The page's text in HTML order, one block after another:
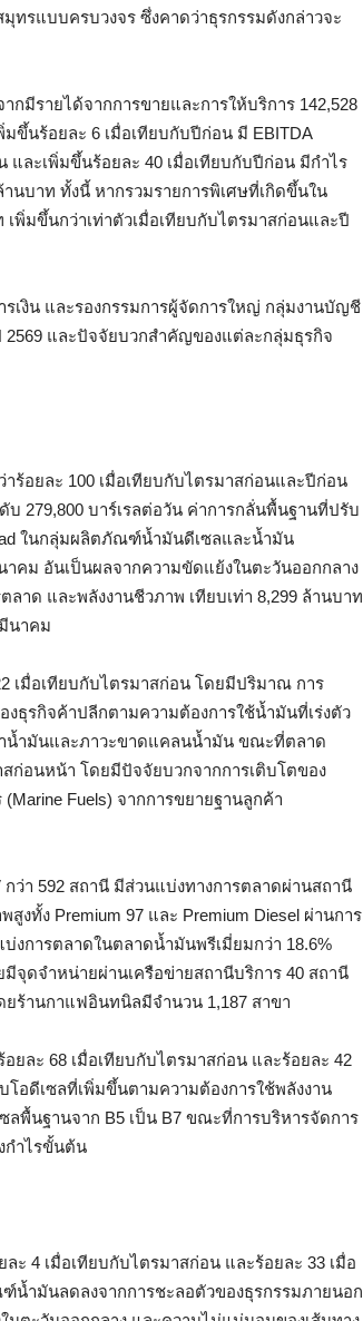
ทรแบบครบวงจร ซึ่งคาดว่าธุรกรรมดังกล่าวจะ
กมีรายได้จากการขายและการให้บริการ 142,528
ขึ้นร้อยละ 6 เมื่อเทียบกับปีก่อน มี EBITDA
และเพิ่มขึ้นร้อยละ 40 เมื่อเทียบกับปีก่อน มีกำไร
นบาท ทั้งนี้ หากรวมรายการพิเศษที่เกิดขึ้นใน
พิ่มขึ้นกว่าเท่าตัวเมื่อเทียบกับไตรมาสก่อนและปี
เงิน และรองกรรมการผู้จัดการใหญ่ กลุ่มงานบัญชี
2569 และปัจจัยบวกสำคัญของแต่ละกลุ่มธุรกิจ
ร้อยละ 100 เมื่อเทียบกับไตรมาสก่อนและปีก่อน
บ 279,800 บาร์เรลต่อวัน ค่าการกลั่นพื้นฐานที่ปรับ
ในกลุ่มผลิตภัณฑ์น้ำมันดีเซลและน้ำมัน
คม อันเป็นผลจากความขัดแย้งในตะวันออกกลาง
ลาด และพลังงานชีวภาพ เทียบเท่า 8,299 ล้านบาท
นาคม
เมื่อเทียบกับไตรมาสก่อน โดยมีปริมาณ การ
ธุรกิจค้าปลีกตามความต้องการใช้น้ำมันที่เร่งตัว
น้ำมันและภาวะขาดแคลนน้ำมัน ขณะที่ตลาด
ก่อนหน้า โดยมีปัจจัยบวกจากการเติบโตของ
Fuels) จากการขยายฐานลูกค้า
ว่า 592 สถานี มีส่วนแบ่งทางการตลาดผ่านสถานี
ทั้ง Premium 97 และ Premium Diesel ผ่านการ
งการตลาดในตลาดน้ำมันพรีเมี่ยมกว่า 18.6%
จุดจำหน่ายผ่านเครือข่ายสถานีบริการ 40 สถานี
ยร้านกาแฟอินทนิลมีจำนวน 1,187 สาขา
ยละ 68 เมื่อเทียบกับไตรมาสก่อน และร้อยละ 42
อดีเซลที่เพิ่มขึ้นตามความต้องการใช้พลังงาน
พื้นฐานจาก B5 เป็น B7 ขณะที่การบริหารจัดการ
ำไรขั้นต้น
ะ 4 เมื่อเทียบกับไตรมาสก่อน และร้อยละ 33 เมื่อ
ำมันลดลงจากการชะลอตัวของธุรกรรมภายนอก